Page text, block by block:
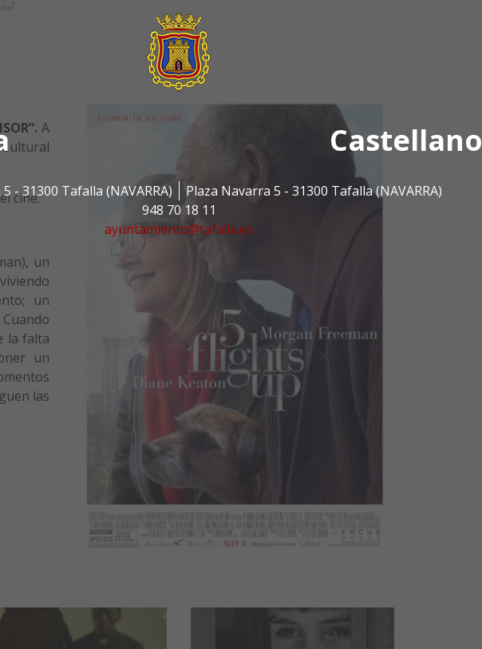
Castellano
- 31300 Tafalla (NAVARRA)
Plaza Navarra 5 - 31300 Tafalla (NAVARRA)
948 70 18 11
ayuntamiento@tafalla.es
A
cine.
un
un
la falta
un
las